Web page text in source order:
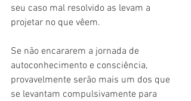
seu caso mal resolvido as levam a
projetar no que vêem.
Se não encararem a jornada de
autoconhecimento e consciência,
provavelmente serão mais um dos que
se levantam compulsivamente para